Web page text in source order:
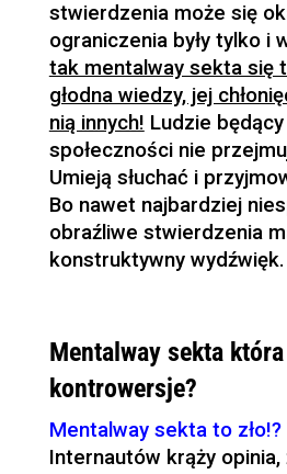
stwierdzenia może się
ograniczenia były tylko i
tak mentalway sekta się
głodna wiedzy, jej
nią innych! Ludzie
społeczności nie
Umieją słuchać i
Bo nawet najbardziej
obraźliwe stwierdzenia
konstruktywny wydźwięk.
Mentalway sekta
kontrowersje?
Mentalway sekta to zło!?
Internautów krąży opinia,